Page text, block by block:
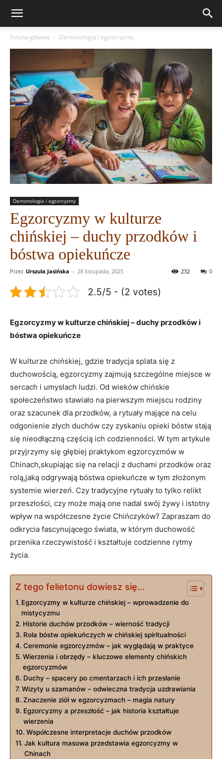
Strona główna Demonologia i egzorcyzmy
Demonologia i egzorcyzmy
Egzorcyzmy w kulturze
chińskiej – duchy przodków i
bóstwa opiekuńcze
Przez Urszula Jasińska - 28 listopada, 2025 0
232
2.5/5 - (2 votes)
Egzorcyzmy w⁣ kulturze chińskiej – duchy ⁤przodków i
bóstwa opiekuńcze
W kulturze chińskiej, gdzie tradycja splata się z
duchowością, ‌egzorcyzmy ⁤zajmują szczególne miejsce ‍w
sercach i‍ umysłach ludzi. Od wieków chińskie
społeczeństwo stawiało na pierwszym miejscu rodziny
oraz szacunek⁢ dla przodków, a ⁣rytuały mające⁢ na⁣ celu
odgonienie ⁣złych‍ duchów czy zyskaniu‌ opieki‌ bóstw stają
się nieodłączną częścią ich codzienności. W tym artykule
przyjrzymy się głębiej praktykom egzorcyzmów w⁣
Chinach,skupiając ⁣się na relacji z ‌duchami przodków oraz
⁣rolą,jaką odgrywają‌ bóstwa opiekuńcze w tym złożonym⁣
systemie wierzeń. Czy tradycyjne rytuały to⁤ tylko relikt
przeszłości, czy może mają one nadal swój żywy i istotny
wpływ na współczesne życie Chińczyków? Zapraszam do
​odkrycia ⁤fascynującego⁢ świata, w ⁣którym duchowość
przenika rzeczywistość i‌ kształtuje codzienne⁤ rytmy
życia.
Z tego felietonu dowiesz się...
Egzorcyzmy ⁣w kulturze chińskiej – ⁢wprowadzenie do
mistycyzmu
Historie duchów przodków ⁢– wierność tradycji
Rola bóstw opiekuńczych w chińskiej spiritualności
Ceremonie egzorcyzmów ⁤– jak wyglądają ⁢w praktyce
Wierzenia ⁤i obrzędy – ​kluczowe elementy chińskich
egzorcyzmów
Duchy – spacery po cmentarzach i ich ‌przesłanie
Wizyty u szamanów – odwieczna tradycja uzdrawiania
Znaczenie ziół w⁤ egzorcyzmach – ​magia natury
Egzorcyzmy⁢ a⁣ przeszłość – jak ⁣historia kształtuje
wierzenia
Współczesne interpretacje duchów przodków
Jak kultura masowa przedstawia egzorcyzmy w
Chinach